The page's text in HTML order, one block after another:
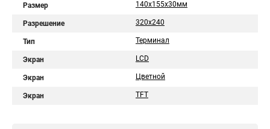
Размер 140х155х30мм
Разрешение 320х240
Тип Терминал
Экран LCD
Экран Цветной
Экран TFT